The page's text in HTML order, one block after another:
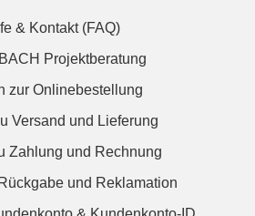
& Kontakt (FAQ)
Projektberatung
zur Onlinebestellung
Versand und Lieferung
Zahlung und Rechnung
und Reklamation